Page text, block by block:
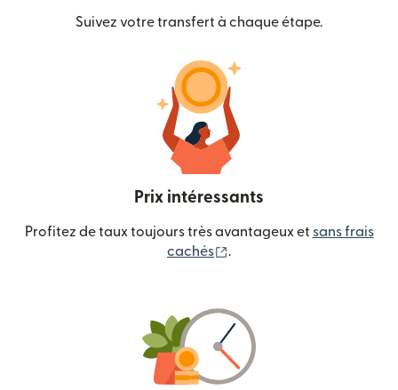
Suivez votre transfert à chaque étape.
Prix intéressants
Profitez de taux toujours très avantageux et sans frais
cachés
.